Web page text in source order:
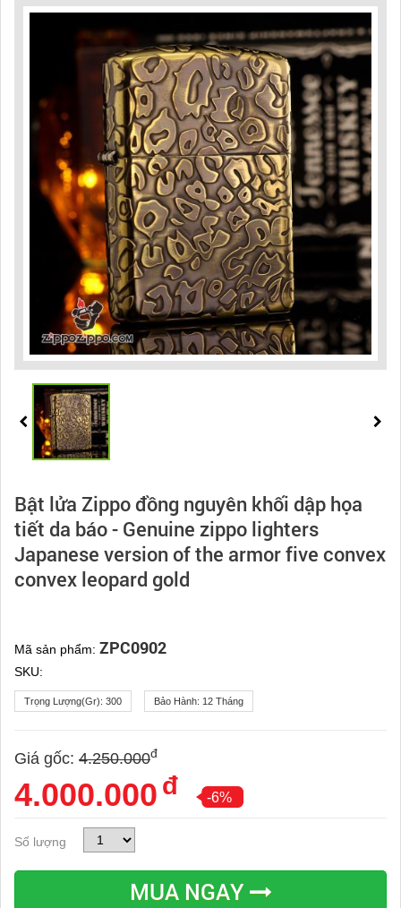
Bật lửa Zippo đồng nguyên khối dập họa
tiết da báo - Genuine zippo lighters
Japanese version of the armor five convex
convex leopard gold
Mã sản phẩm: ZPC0902
SKU:
Trọng Lượng(gr): 300 Bảo Hành: 12 Tháng
Giá gốc: 4.250.000đ
4.000.000 đ -6%
Số lượng
MUA NGAY